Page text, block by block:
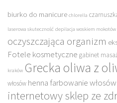
biurko do manicure chlorella
laserowa skuteczność depilacja woskiem mokotów
oczyszczająca organizm
Fotele kosmetyczne gabinet
kraków Grecka oliwa z
włosów henna farbowanie włosów
internetowy sklep ze